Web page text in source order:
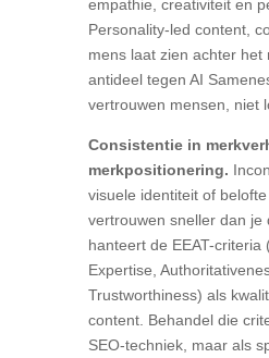
empathie, creativiteit en
Personality-led content,
mens laat zien achter het
antideel tegen AI
vertrouwen mensen, niet
Consistentie in
merkpositionering.
visuele identiteit of
vertrouwen sneller dan je
hanteert de EEAT-criteria
Expertise,
Trustworthiness) als
content. Behandel die
SEO-techniek, maar als